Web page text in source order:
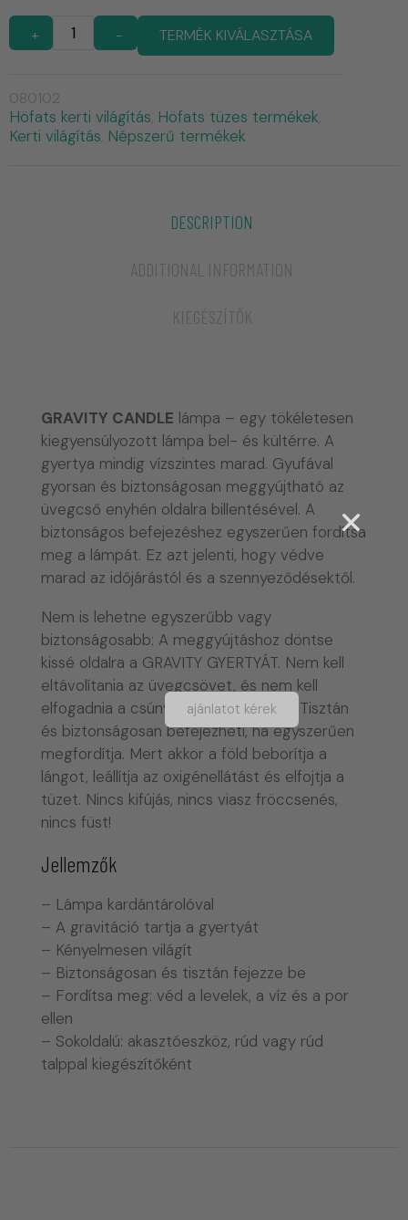
+ - TERMÉK KIVÁLASZTÁSA
080102
Höfats kerti világítás Höfats tüzes termékek
Kerti világítás Népszerű termékek
DESCRIPTION
ADDITIONAL INFORMATION
KIEGÉSZÍTŐK
GRAVITY CANDLE lámpa – egy tökéletesen
kiegyensúlyozott lámpa bel- és kültérre. A
gyertya mindig vízszintes marad. Gyufával
gyorsan és biztonságosan meggyújtható az
üvegcső enyhén oldalra billentésével. A
biztonságos befejezéshez egyszerűen fordítsa
meg a lámpát. Ez azt jelenti, hogy védve
marad az időjárástól és a szennyeződésektől.
Nem is lehetne egyszerűbb vagy
biztonságosabb: A meggyújtáshoz döntse
kissé oldalra a GRAVITY GYERTYÁT. Nem kell
eltávolítania az üvegcsövet, és nem kell
elfogadnia a csúnya viaszcseppeket. Tisztán
és biztonságosan befejezheti, ha egyszerűen
megfordítja. Mert akkor a föld beborítja a
lángot, leállítja az oxigénellátást és elfojtja a
tüzet. Nincs kifújás, nincs viasz fröccsenés,
nincs füst!
Jellemzők
– Lámpa kardántárolóval
– A gravitáció tartja a gyertyát
– Kényelmesen világít
– Biztonságosan és tisztán fejezze be
– Fordítsa meg: véd a levelek, a víz és a por
ellen
– Sokoldalú: akasztóeszköz, rúd vagy rúd
talppal kiegészítőként
ajánlatot kérek